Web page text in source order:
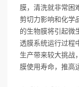
膜，清洗就非常困
剪切力影响和化学
的生物膜将引起微
透膜系统运行过程
生产带来较大挑战
膜使用寿命，推高